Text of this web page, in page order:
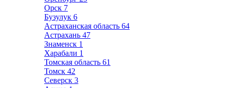
Орск 7
Бузулук 6
Астраханская область 64
Астрахань 47
Знаменск 1
Харабали 1
Томская область 61
Томск 42
Северск 3